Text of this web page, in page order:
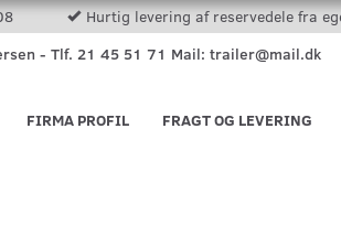
Hurtig levering af reservedele fra
- Tlf. 21 45 51 71 Mail: trailer@mail.dk
FRAGT OG LEVERING
FIRMA PROFIL